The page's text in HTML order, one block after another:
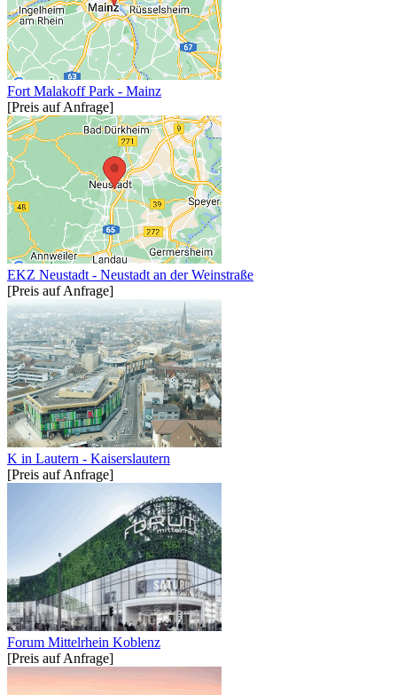
Fort Malakoff Park - Mainz
[Preis auf Anfrage]
EKZ Neustadt - Neustadt an der Weinstraße
[Preis auf Anfrage]
K in Lautern - Kaiserslautern
[Preis auf Anfrage]
Forum Mittelrhein Koblenz
[Preis auf Anfrage]